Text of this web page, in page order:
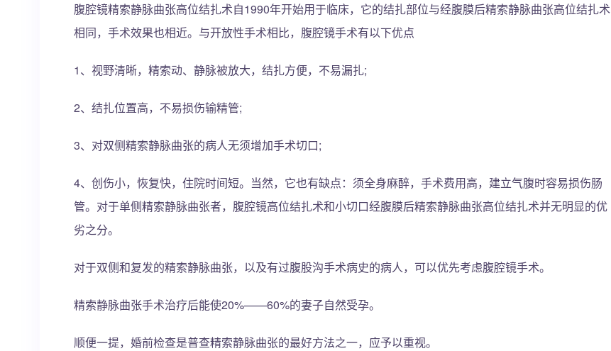
腹腔镜精索静脉曲张高位结扎术自1990年开始用于临床，它的结扎部位与经腹膜后精索静脉曲张高位结扎术
相同，手术效果也相近。与开放性手术相比，腹腔镜手术有以下优点
1、视野清晰，精索动、静脉被放大，结扎方便，不易漏扎;
2、结扎位置高，不易损伤输精管;
3、对双侧精索静脉曲张的病人无须增加手术切口;
4、创伤小，恢复快，住院时间短。当然，它也有缺点：须全身麻醉，手术费用高，建立气腹时容易损伤肠
管。对于单侧精索静脉曲张者，腹腔镜高位结扎术和小切口经腹膜后精索静脉曲张高位结扎术并无明显的优
劣之分。
对于双侧和复发的精索静脉曲张，以及有过腹股沟手术病史的病人，可以优先考虑腹腔镜手术。
精索静脉曲张手术治疗后能使20%——60%的妻子自然受孕。
顺便一提，婚前检查是普查精索静脉曲张的最好方法之一，应予以重视。